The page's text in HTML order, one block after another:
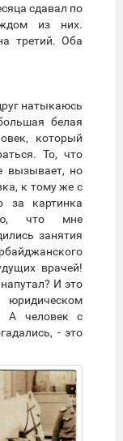
сдавал по
из них.
третий. Оба
натыкаюсь
белая
который
То, что
вызывает, но
к тому же с
картинка
что мне
занятия
врачей!
И это
А человек с
- это